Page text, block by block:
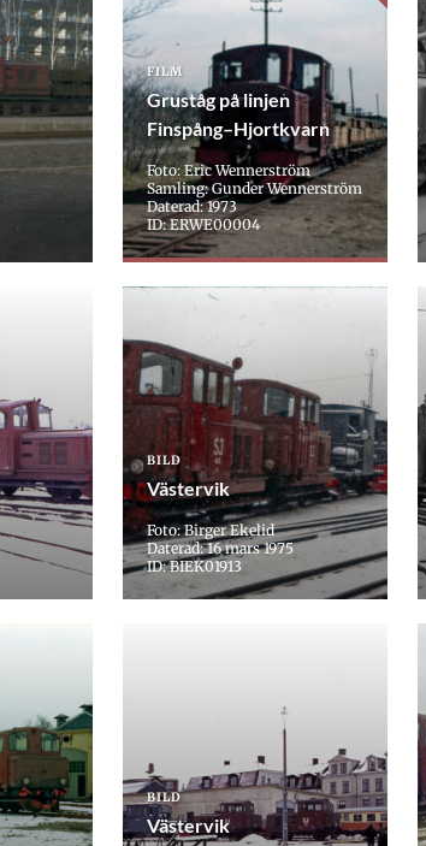
FILM
Gruståg på linjen
Finspång–Hjortkvarn
Foto: Eric Wennerström
Samling: Gunder Wennerström
Daterad: 1973
ID: ERWE00004
BILD
Västervik
Foto: Birger Ekelid
Daterad: 16 mars 1975
ID: BIEK01913
BILD
Västervik